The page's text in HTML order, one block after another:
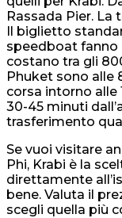
Rassada Pier. La
Il biglietto
speedboat fanno
costano tra gli
Phuket sono alle
corsa intorno alle
30-45 minuti
trasferimento
Se vuoi visitare
Phi, Krabi è la
direttamente
bene. Valuta il
scegli quella più